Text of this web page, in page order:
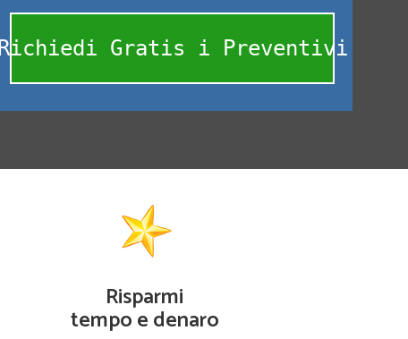
Richiedi Gratis i Preventivi
Risparmi
tempo e denaro